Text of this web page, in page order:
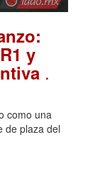
y
.
como una
de plaza del